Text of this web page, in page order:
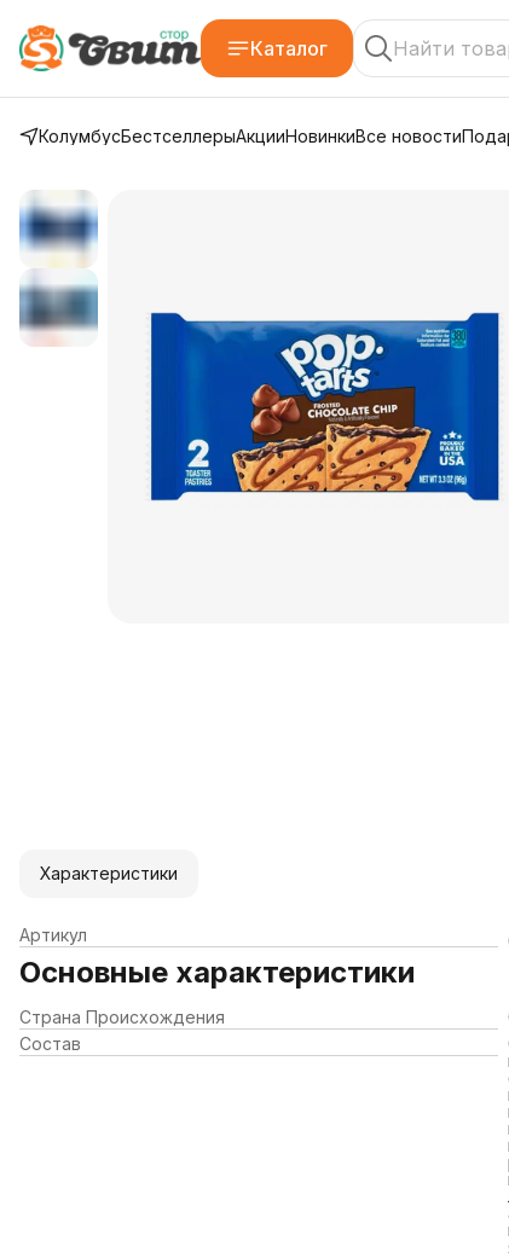
Каталог
КолумбусБестселлерыАкцииНовинкиВсе новости
Характеристики
Артикул
Основные характеристики
Страна Происхождения
Состав